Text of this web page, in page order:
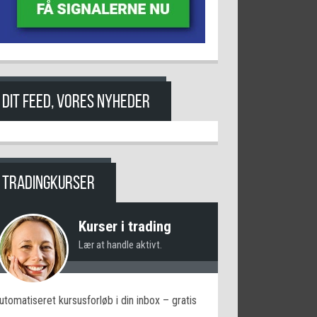
DIT FEED, VORES NYHEDER
TRADINGKURSER
Kurser i trading
Lær at handle aktivt.
kursusforløb i din inbox – gratis